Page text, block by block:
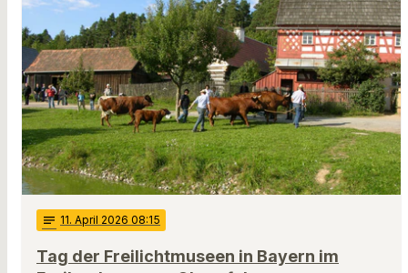
notes 11. April 2026 08:15
Tag der Freilichtmuseen in Bayern im